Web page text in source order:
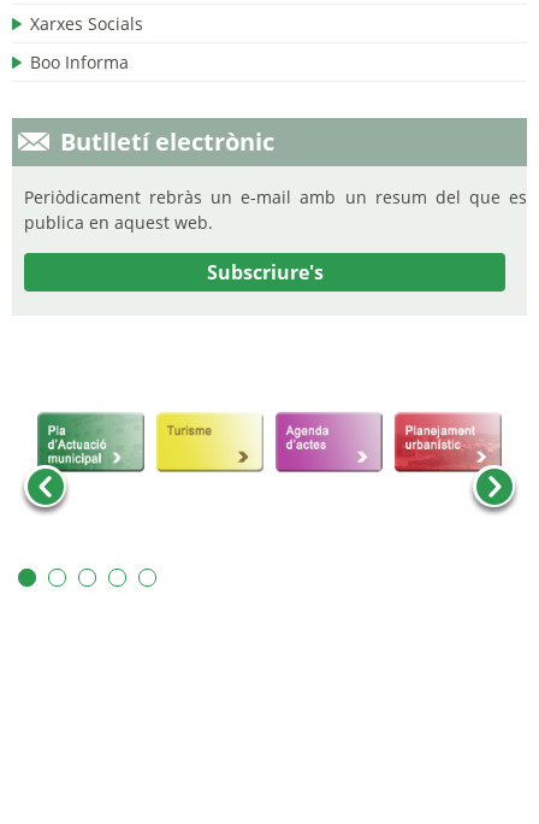
Xarxes Socials
Boo Informa
Butlletí electrònic
Periòdicament rebràs un e-mail amb un resum del que es
publica en aquest web.
Subscriure's